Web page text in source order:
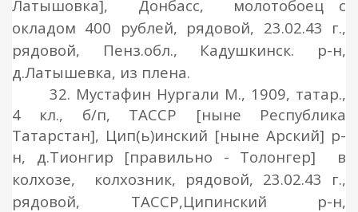
Латышовка], Донбасс,
молотобоец с
окладом 400 рублей, рядовой, 23.02.43 г.,
рядовой, Пенз.обл., Кадушкинск. р-н,
д.Латышевка, из плена.
32. Мустафин Нургали М., 1909, татар.,
4 кл., б/п, ТАССР [ныне Республика
Татарстан], Цип(ь)инский [ныне Арский] р-
н, д.Тионгир
[правильно - Толонгер]
в
колхозе,
колхозник, рядовой, 23.02.43 г.,
рядовой, ТАССР,Ципинский р-н,